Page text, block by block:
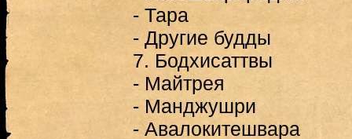
- Тара
- Другие будды
7. Бодхисаттвы
- Майтрея
- Манджушри
- Авалокитешвара